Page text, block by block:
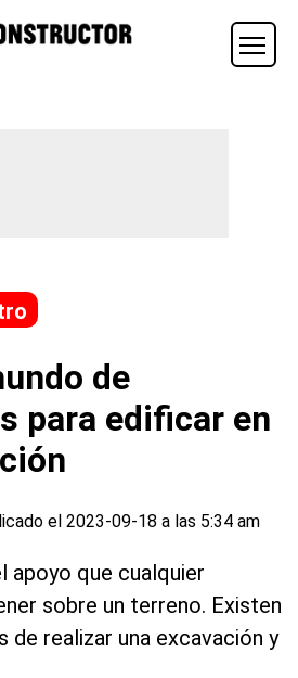
de
para edificar en
el 2023-09-18 a las 5:34 am
apoyo que cualquier
sobre un terreno. Existen
de realizar una excavación y